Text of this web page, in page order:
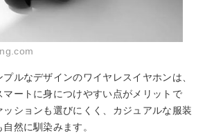
ルなデザインのワイヤレスイヤホンは、
ートに身につけやすい点がメリットで
ションも選びにくく、カジュアルな服装
然に馴染みます。